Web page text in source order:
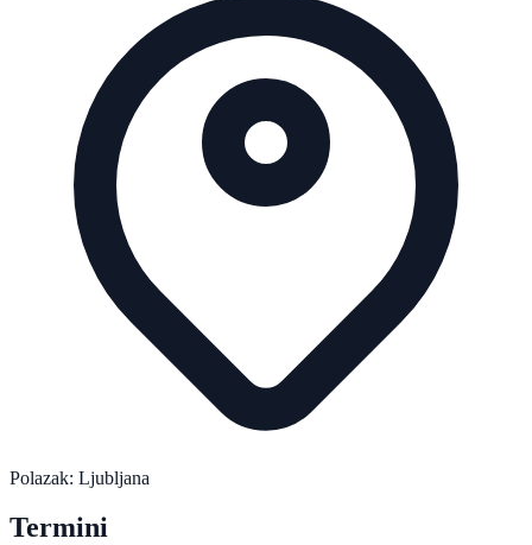
Polazak: Ljubljana
Termini